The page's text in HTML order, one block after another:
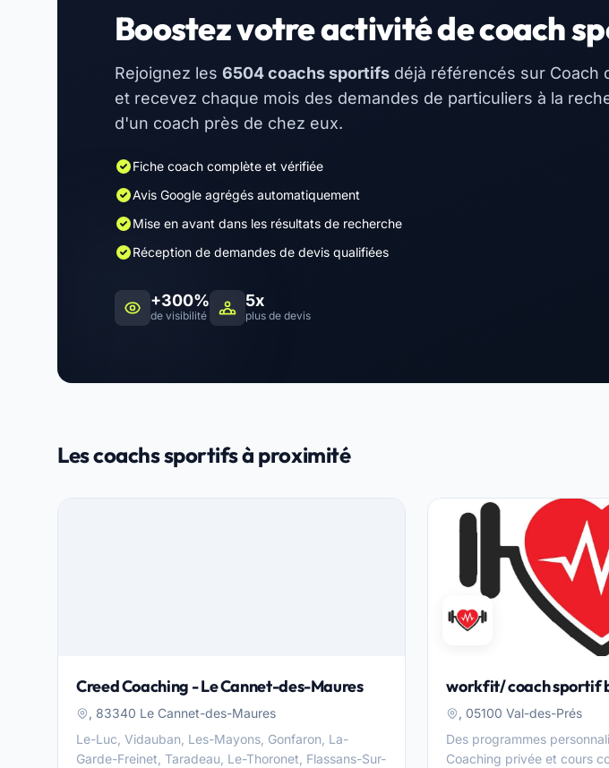
Boostez votre activité de coach
Rejoignez les 6504 coachs sportifs déjà référencés sur Coach
et recevez chaque mois des demandes de particuliers à la
d'un coach près de chez eux.
Fiche coach complète et vérifiée
Avis Google agrégés automatiquement
Mise en avant dans les résultats de recherche
Réception de demandes de devis qualifiées
+300%
de visibilité
5x
plus de devis
Les coachs sportifs à proximité
Creed Coaching - Le Cannet-des-Maures
, 83340 Le Cannet-des-Maures
Le-Luc, Vidauban, Les-Mayons, Gonfaron, La-
Garde-Freinet, Taradeau, Le-Thoronet, Flassans-Sur-
workfit/ coach sportif
Prés, 05100 Val-des-Prés
Des programmes
Coaching privée et cours